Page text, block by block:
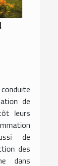
de
leurs
de
des
dans